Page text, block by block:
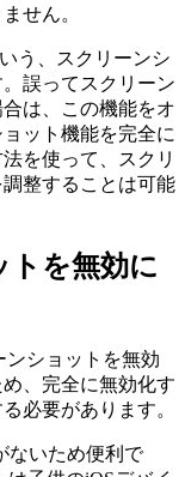
せん。
う、スクリーンシ
誤ってスクリーン
は、この機能をオ
ット機能を完全に
を使って、スクリ
整することは可能
トを無効に
ンショットを無効
、完全に無効化す
必要があります。
ないため便利で